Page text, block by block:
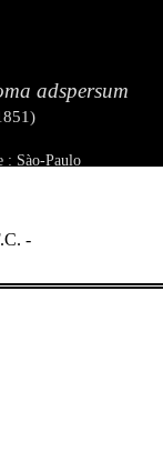
adspersum
: Sào-Paulo
-